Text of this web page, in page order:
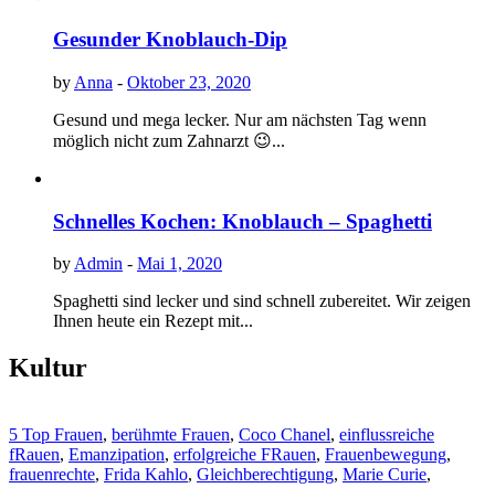
Gesunder Knoblauch-Dip
by Anna - Oktober 23, 2020
Gesund und mega lecker. Nur am nächsten Tag wenn
möglich nicht zum Zahnarzt 😉...
Schnelles Kochen: Knoblauch – Spaghetti
by Admin - Mai 1, 2020
Spaghetti sind lecker und sind schnell zubereitet. Wir zeigen
Ihnen heute ein Rezept mit...
Kultur
5 Top Frauen, berühmte Frauen, Coco Chanel, einflussreiche
fRauen, Emanzipation, erfolgreiche FRauen, Frauenbewegung,
frauenrechte, Frida Kahlo, Gleichberechtigung, Marie Curie,